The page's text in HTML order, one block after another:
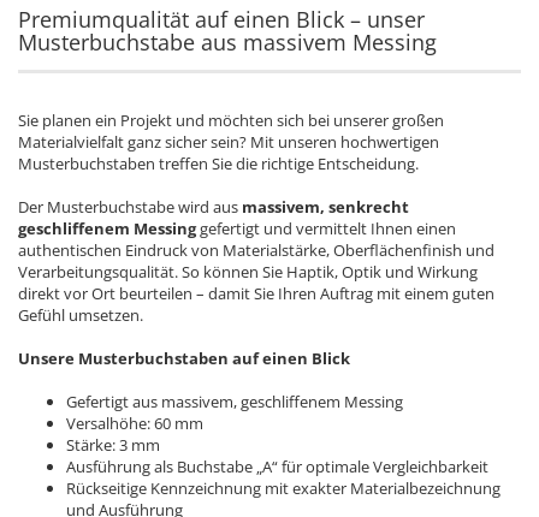
Premiumqualität auf einen Blick – unser
Musterbuchstabe aus massivem Messing
Sie planen ein Projekt und möchten sich bei unserer großen
Materialvielfalt ganz sicher sein? Mit unseren hochwertigen
Musterbuchstaben treffen Sie die richtige Entscheidung.
Der Musterbuchstabe wird aus massivem, senkrecht
geschliffenem Messinggefertigt und vermittelt Ihnen einen
authentischen Eindruck von Materialstärke, Oberflächenfinish und
Verarbeitungsqualität. So können Sie Haptik, Optik und Wirkung
direkt vor Ort beurteilen – damit Sie Ihren Auftrag mit einem guten
Gefühl umsetzen.
Unsere Musterbuchstaben auf einen Blick
Gefertigt aus massivem, geschliffenem Messing
Versalhöhe: 60 mm
Stärke: 3 mm
Ausführung als Buchstabe „A“ für optimale Vergleichbarkeit
Rückseitige Kennzeichnung mit exakter Materialbezeichnung
und Ausführung